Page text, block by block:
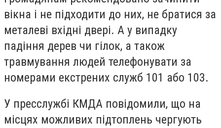
вікна і не підходити до них, не братися за
металеві вхідні двері. А у випадку
падіння дерев чи гілок, а також
травмування людей телефонувати за
номерами екстрених служб 101 або 103.
У пресслужбі КМДА повідомили, що на
місцях можливих підтоплень чергують